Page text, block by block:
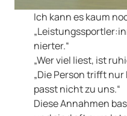
Ich kann es kaum
nierter.“
„Wer viel liest, ist
„Die Person trifft
passt nicht zu uns.“
Diese Annahmen